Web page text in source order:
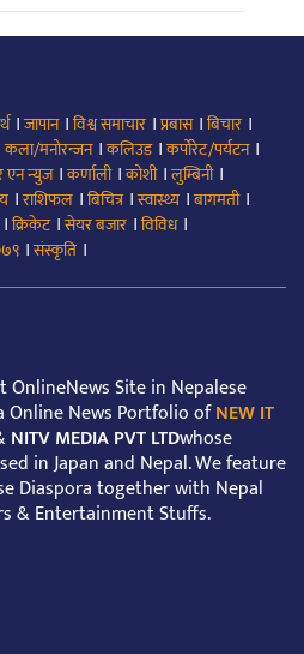
।जापान।विश्व समाचार ।प्रबास।बिचार ।
कला/मनोरन्जन।कलिउड।कर्पोरेट/पर्यटन।
न्युज।कर्णाली।कोशी।लुम्बिनी।
।राशिफल ।बिचित्र।स्वास्थ्य ।बागमती।
।क्रिकेट।सेयर बजार ।विविध।
।संस्कृति ।
OnlineNews Site in Nepalese
Online News Portfolio ofNEW IT
NITV MEDIA PVT LTDwhose
in Japan and Nepal. We feature
Diaspora together with Nepal
& Entertainment Stuffs.